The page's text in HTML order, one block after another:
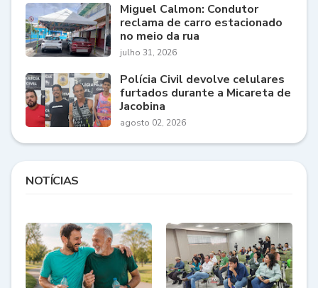
Miguel Calmon: Condutor
reclama de carro estacionado
no meio da rua
julho 31, 2026
Polícia Civil devolve celulares
furtados durante a Micareta de
Jacobina
agosto 02, 2026
NOTÍCIAS